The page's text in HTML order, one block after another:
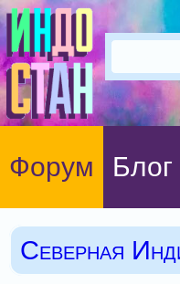
Форум Блог
Северная